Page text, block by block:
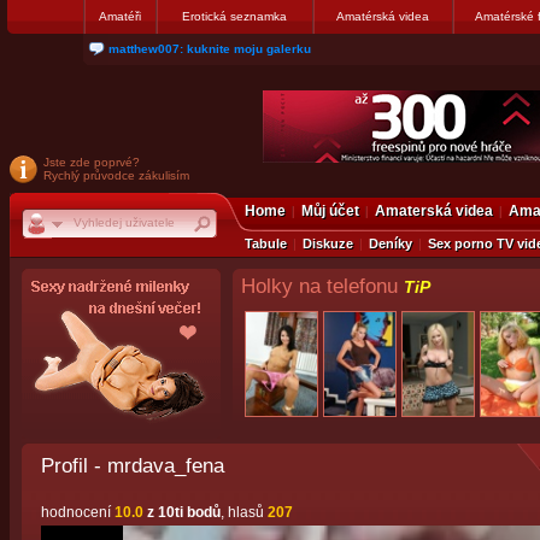
Amatéři Erotická seznamka Amatérská videa Amatérské
matthew007: kuknite moju galerku
Jste zde poprvé?
Rychlý průvodce zákulisím
Home Můj účet Amaterská videa
Tabule Diskuze Deníky Sex porno TV
Holky na telefonu TiP
Profil - mrdava_fena
hodnocení 10.0z 10ti bodů, hlasů 207